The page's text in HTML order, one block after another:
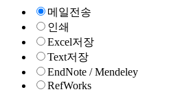
메일전송
인쇄
Excel저장
Text저장
EndNote / Mendeley
RefWorks